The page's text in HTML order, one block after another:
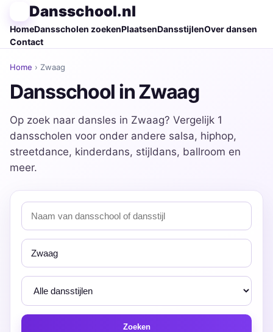
Dansschool.nl
HomeDansscholen zoekenPlaatsenDansstijlenOver dansen
Contact
Home › Zwaag
Dansschool in Zwaag
Op zoek naar dansles in Zwaag? Vergelijk 1
dansscholen voor onder andere salsa, hiphop,
streetdance, kinderdans, stijldans, ballroom en
meer.
Zoeken